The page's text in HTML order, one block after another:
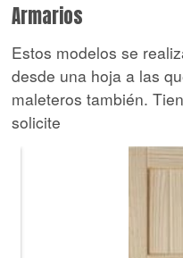
Armarios
Estos modelos se
desde una hoja a las
maleteros también.
solicite